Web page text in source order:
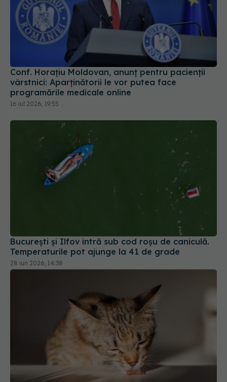
Conf. Horațiu Moldovan, anunț pentru pacienții
vârstnici: Aparținătorii le vor putea face
programările medicale online
16 iul 2026, 19:55
București și Ilfov intră sub cod roșu de caniculă.
Temperaturile pot ajunge la 41 de grade
28 iun 2026, 14:38